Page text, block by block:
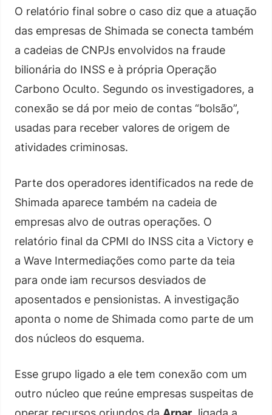
O relatório final sobre o caso diz que a atuação
das empresas de Shimada se conecta também
a cadeias de CNPJs envolvidos na fraude
bilionária do INSS e à própria Operação
Carbono Oculto. Segundo os investigadores, a
conexão se dá por meio de contas “bolsão”,
usadas para receber valores de origem de
atividades criminosas.
Parte dos operadores identificados na rede de
Shimada aparece também na cadeia de
empresas alvo de outras operações. O
relatório final da CPMI do INSS cita a Victory e
a Wave Intermediações como parte da teia
para onde iam recursos desviados de
aposentados e pensionistas. A investigação
aponta o nome de Shimada como parte de um
dos núcleos do esquema.
Esse grupo ligado a ele tem conexão com um
outro núcleo que reúne empresas suspeitas de